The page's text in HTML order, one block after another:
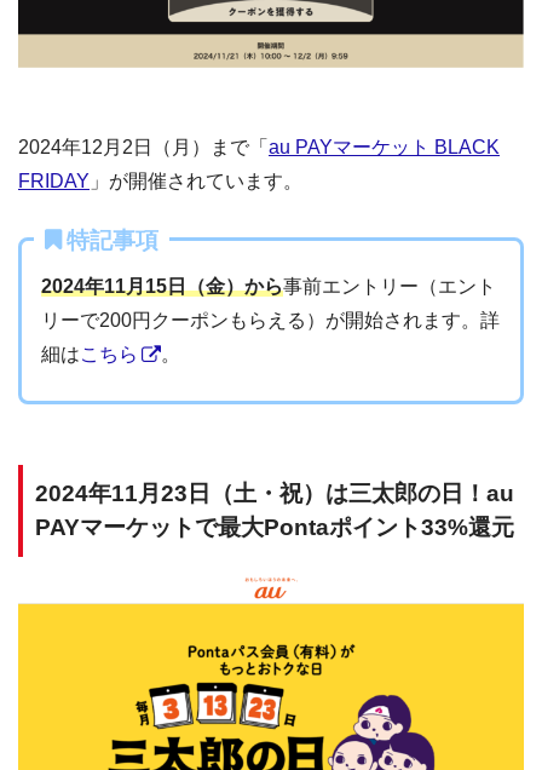
2024年12月2日（月）まで「 au PAYマーケット BLACK
FRIDAY 」が開催されています。
特記事項
2024年11月15日（金）から事前エントリー（エント
リーで200円クーポンもらえる）が開始されます。詳
細はこちら 。
2024年11月23日（土・祝）は三太郎の日！au
PAYマーケットで最大Pontaポイント33%還元